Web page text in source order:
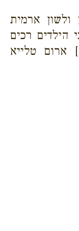
ארמית
רכים
ארום טלייא